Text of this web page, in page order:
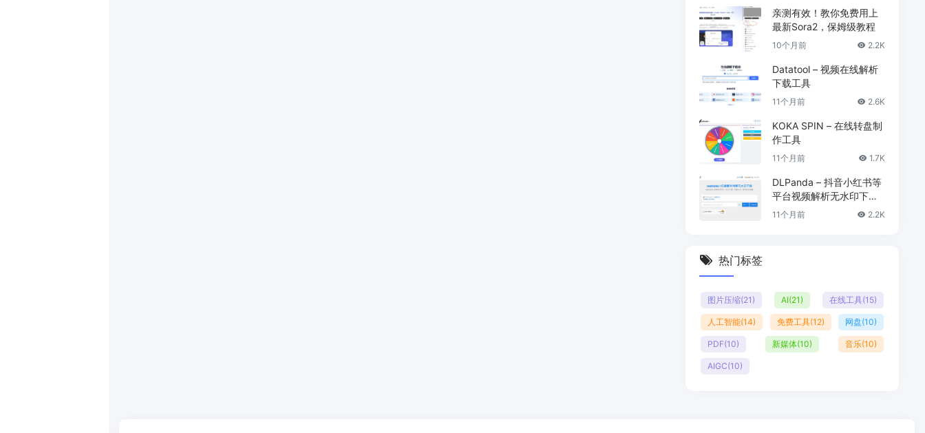
亲测有效！教你免费用上
最新Sora2，保姆级教程
10个月前 2.2K
Datatool – 视频在线解析
下载工具
11个月前 2.6K
KOKA SPIN – 在线转盘制
作工具
11个月前 1.7K
DLPanda – 抖音小红书等
平台视频解析无水印下载
工具
11个月前 2.2K
热门标签
图片压缩(21) AI(21) 在线工具(15)
人工智能(14) 免费工具(12) 网盘(10)
PDF(10) 新媒体(10) 音乐(10)
AIGC(10)